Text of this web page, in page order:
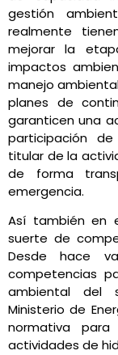
gestión
realmente
mejorar la
impactos
manejo
planes de
garanticen una
participación
titular de la
de forma
emergencia.
Así también en
suerte de
Desde hace
competencias
ambiental del
Ministerio de
normativa
actividades de